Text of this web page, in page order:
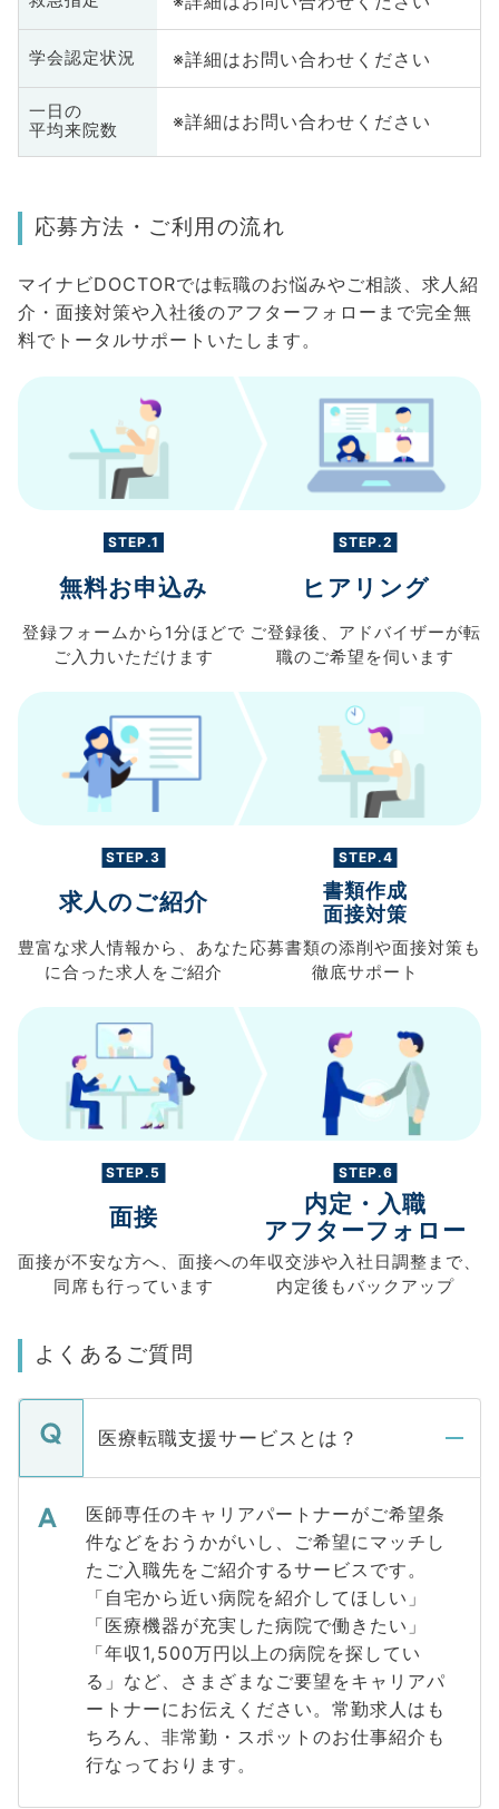
学会認定状況 ※詳細はお問い合わせください
一日の
平均来院数
※詳細はお問い合わせください
応募方法・ご利用の流れ
マイナビDOCTORでは転職のお悩みやご相談、求人紹
介・面接対策や入社後のアフターフォローまで完全無
料でトータルサポートいたします。
STEP.1
無料お申込み
登録フォームから 1分ほどで
ご入力 いただけます
STEP.2
ヒアリング
ご登録後、 アドバイザーが転
職のご希望を伺います
STEP.3
求人のご紹介
豊富な求人情報から、 あなた
に合った求人を ご紹介
STEP.4
書類作成
面接対策
応募書類の添削や面接対策も
徹底サポート
STEP.5
面接
面接が不安な方へ、 面接への
同席も行っています
STEP.6
内定・入職
アフターフォロー
年収交渉や入社日調整まで、
内定後もバックアップ
よくあるご質問
医療転職支援サービスとは？
医師専任のキャリアパートナーがご希望条
件などをおうかがいし、ご希望にマッチし
たご入職先をご紹介するサービスです。
「自宅から近い病院を紹介してほしい」
「医療機器が充実した病院で働きたい」
「年収1,500万円以上の病院を探してい
る」など、さまざまなご要望をキャリアパ
ートナーにお伝えください。常勤求人はも
ちろん、非常勤・スポットのお仕事紹介も
行なっております。